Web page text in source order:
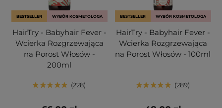
BESTSELLER WYBÓR KOSMETOLOGA
HairTry - Babyhair Fever -
Wcierka Rozgrzewająca
na Porost Włosów -
200ml
228
BESTSELLER WYBÓR KOSMETOLOGA
HairTry - Babyhair Fever -
Wcierka Rozgrzewająca
na Porost Włosów - 100ml
289